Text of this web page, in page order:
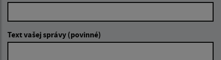
Text vašej správy (povinné)